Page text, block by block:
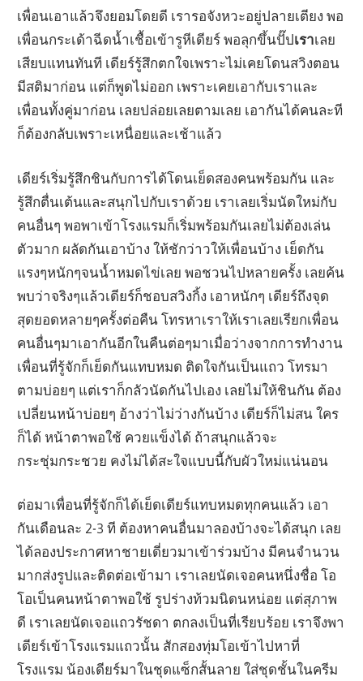
เพื่อนเอาแล้วจึงยอมโดยดี เรารอจังหวะอยู่ปลายเตียง พอ
เพื่อนกระเด้าฉีดน้ำเชื้อเข้ารูหีเดียร์ พอลุกขึ้นปั๊ปเราเลย
เสียบแทนทันที เดียร์รู้สึกตกใจเพราะไม่เคยโดนสวิงตอน
มีสติมาก่อน แต่ก็พูดไม่ออก เพราะเคยเอากับเราและ
เพื่อนทั้งคู่มาก่อน เลยปล่อยเลยตามเลย เอากันได้คนละที
ก็ต้องกลับเพราะเหนื่อยและเช้าแล้ว
เดียร์เริ่มรู้สึกชินกับการได้โดนเย็ดสองคนพร้อมกัน และ
รู้สึกตื่นเต้นและสนุกไปกับเราด้วย เราเลยเริ่มนัดใหม่กับ
คนอื่นๆ พอพาเข้าโรงแรมก็เริ่มพร้อมกันเลยไม่ต้องเล่น
ตัวมาก ผลัดกันเอาบ้าง ให้ชักว่าวให้เพื่อนบ้าง เย็ดกัน
แรงๆหนักๆจนน้ำหมดไข่เลย พอชวนไปหลายครั้ง เลยค้น
พบว่าจริงๆแล้วเดียร์ก็ชอบสวิงกิ้ง เอาหนักๆ เดียร์ถึงจุด
สุดยอดหลายๆครั้งต่อคืน โทรหาเราให้เราเลยเรียกเพื่อน
คนอื่นๆมาเอากันอีกในคืนต่อๆมาเมื่อว่างจากการทำงาน
เพื่อนที่รู้จักก็เย็ดกันแทบหมด ติดใจกันเป็นแถว โทรมา
ตามบ่อยๆ แต่เราก็กลัวนัดกันไปเอง เลยไม่ให้ชินกัน ต้อง
เปลี่ยนหน้าบ่อยๆ อ้างว่าไม่ว่างกันบ้าง เดียร์ก็ไม่สน ใคร
ก็ได้ หน้าตาพอใช้ ควยแข็งได้ ถ้าสนุกแล้วจะ
กระชุ่มกระชวย คงไม่ได้สะใจแบบนี้กับผัวใหม่แน่นอน
ต่อมาเพื่อนที่รู้จักก็ได้เย็ดเดียร์แทบหมดทุกคนแล้ว เอา
กันเดือนละ 2-3 ที ต้องหาคนอื่นมาลองบ้างจะได้สนุก เลย
ได้ลองประกาศหาชายเดี่ยวมาเข้าร่วมบ้าง มีคนจำนวน
มากส่งรูปและติดต่อเข้ามา เราเลยนัดเจอคนหนึ่งชื่อ โอ
โอเป็นคนหน้าตาพอใช้ รูปร่างท้วมนิดนหน่อย แต่สุภาพ
ดี เราเลยนัดเจอแถวรัชดา ตกลงเป็นที่เรียบร้อย เราจึงพา
เดียร์เข้าโรงแรมแถวนั้น สักสองทุ่มโอเข้าไปหาที่
โรงแรม น้องเดียร์มาในชุดแซ็กสั้นลาย ใส่ชุดชั้นในครีม